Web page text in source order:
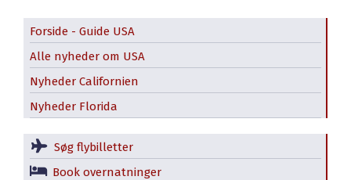
Forside - Guide USA
Alle nyheder om USA
Nyheder Californien
Nyheder Florida
Søg flybilletter
Book overnatninger